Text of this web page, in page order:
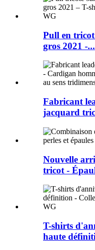
Pull en
gros 2021 -...
Fabricant
jacquard
Nouvelle
tricot -
T-shirts
haute